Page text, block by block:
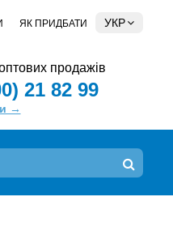
УКР
ЯК ПРИДБАТИ
продажів
21 82 99
→